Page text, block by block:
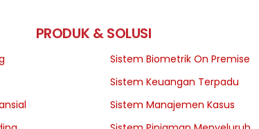
PRODUK & SOLUSI
Sistem Biometrik On Premise
Sistem Keuangan Terpadu
Sistem Manajemen Kasus